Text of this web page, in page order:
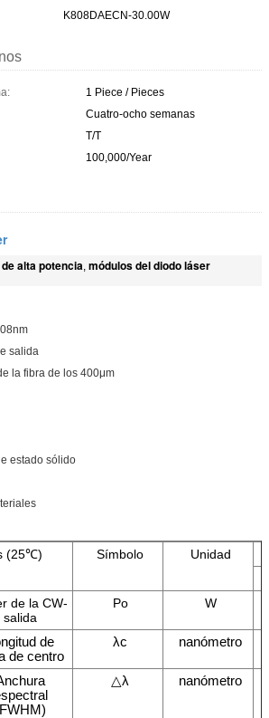
K808DAECN-30.00W
1 Piece / Pieces
Cuatro-ocho semanas
T/T
100,000/Year
alta potencia, módulos del diodo láser
salida
la fibra de los 400μm
estado sólido
(25℃) Símbolo Unidad
de la CW-
salida
Po W
de
de centro
λc nanómetro
△λ nanómetro